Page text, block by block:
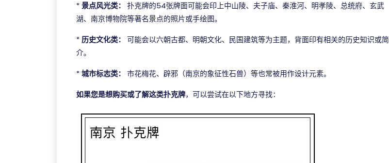
*景点风光类：
扑克牌的54张牌面可能会印上中山陵、夫子庙、秦淮河、明孝陵、总统府、玄武
湖、南京博物院等著名景点的照片或手绘图。
* 历史文化类：
可能会以六朝古都、明朝文化、民国建筑等为主题，背面印有相关的历史知识或简
介。
*城市标志类： 市花梅花、辟邪（南京的象征性石兽）等也常被用作设计元素。
如果您是想购买或了解这类扑克牌，可以尝试在以下地方寻找：